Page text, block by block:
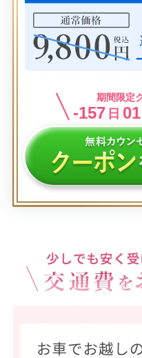
期間限定
-157 日 01